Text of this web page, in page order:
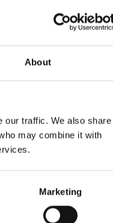
About
our traffic. We also share
may combine it with
Marketing
de historische
reconstructie van de
stadshaven werd hersteld
van de plattegrond van
in ere hersteld. Heusden
en gewerkt.
1975 de Nationale
Nostra'. Maar er was ook
van de vesting een
van weleer hebben